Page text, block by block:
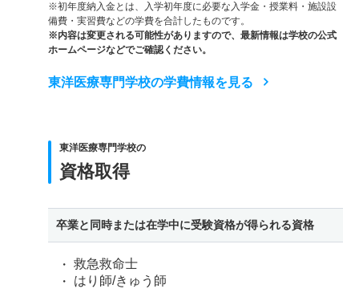
※初年度納入金とは、入学初年度に必要な入学金・授業料・施設設
備費・実習費などの学費を合計したものです。
※内容は変更される可能性がありますので、最新情報は学校の公式
ホームページなどでご確認ください。
東洋医療専門学校の学費情報を見る
東洋医療専門学校の
資格取得
卒業と同時または在学中に受験資格が得られる資格
救急救命士
はり師/きゅう師